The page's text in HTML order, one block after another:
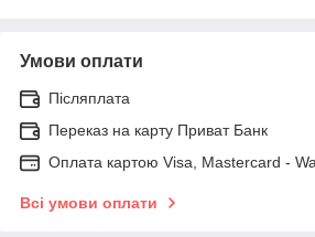
Умови оплати
Післяплата
Переказ на карту Приват Банк
Оплата картою Visa, Mastercard -
Всі умови оплати